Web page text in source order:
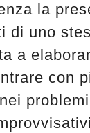
la
di uno
a
con